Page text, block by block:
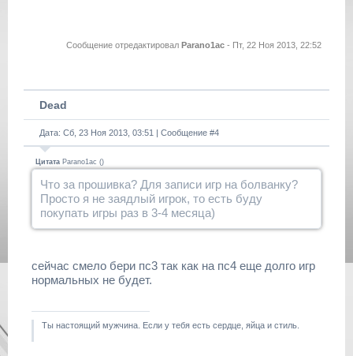
Сообщение отредактировал Parano1ac - Пт, 22 Ноя 2013, 22:52
Dead
Дата: Сб, 23 Ноя 2013, 03:51 | Сообщение #4
Цитата Parano1ac ()
Что за прошивка? Для записи игр на болванку?
Просто я не заядлый игрок, то есть буду
покупать игры раз в 3-4 месяца)
сейчас смело бери пс3 так как на пс4 еще долго игр
нормальных не будет.
Ты настоящий мужчина. Если у тебя есть сердце, яйца и стиль.